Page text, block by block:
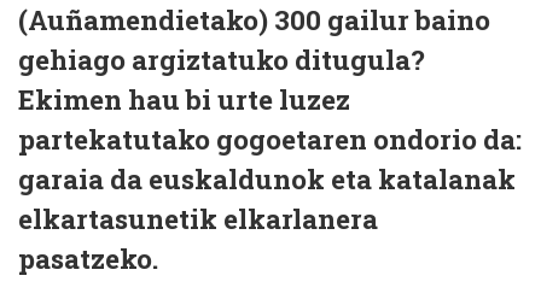
(Auñamendietako) 300 gailur baino
gehiago argiztatuko ditugula?
Ekimen hau bi urte luzez
partekatutako gogoetaren ondorio da:
garaia da euskaldunok eta katalanak
elkartasunetik elkarlanera
pasatzeko.